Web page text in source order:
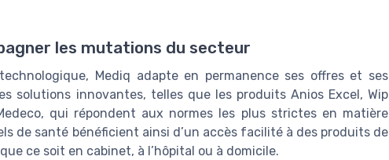
les mutations du secteur
Mediq adapte en permanence ses offres et ses
solutions innovantes, telles que les produits Anios Excel, Wip
qui répondent aux normes les plus strictes en matière
de santé bénéficient ainsi d’un accès facilité à des produits de
ce soit en cabinet, à l’hôpital ou à domicile.